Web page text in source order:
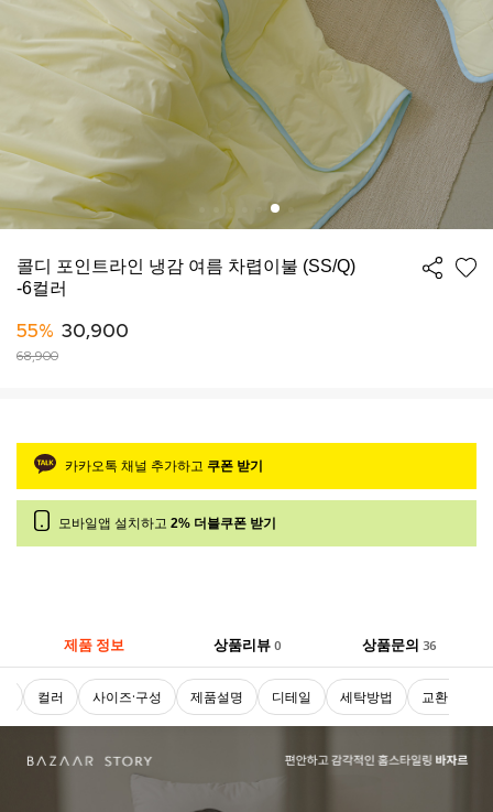
콜디 포인트라인 냉감 여름 차렵이불 (SS/Q)
-6컬러
55% 30,900
68,900
카카오톡 채널 추가하고 쿠폰 받기
모바일앱 설치하고 2% 더블쿠폰 받기
제품 정보 상품리뷰 0 상품문의36
컬러 사이즈·구성 제품설명 디테일 세탁방법 교환 및 반